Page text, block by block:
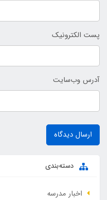
پست الکترونیک
آدرس وب‌سایت
ارسال دیدگاه
دسته‌بندی
اخبار مدرسه